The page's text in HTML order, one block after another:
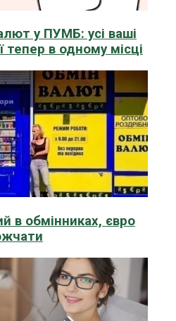
у ПУМБ: усі ваші
тепер в одному місці
в обмінниках, євро